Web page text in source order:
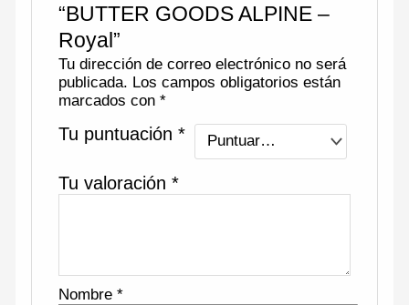
“BUTTER GOODS ALPINE –
Royal”
Tu dirección de correo electrónico no será
publicada. Los campos obligatorios están
marcados con *
Tu puntuación *
Tu valoración *
Nombre *